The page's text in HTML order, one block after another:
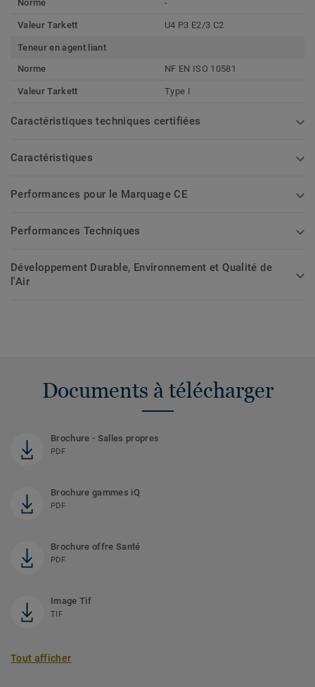
Norme -
Valeur Tarkett U4 P3 E2/3 C2
Teneur en agent liant
Norme
NF EN ISO 10581
Valeur Tarkett Type I
Caractéristiques techniques certifiées
Caractéristiques
Performances pour le Marquage CE
Performances Techniques
Développement Durable, Environnement et Qualité de
l'Air
Documents à télécharger
Brochure - Salles propres
PDF
Brochure gammes iQ
PDF
Brochure offre Santé
PDF
Image Tif
TIF
Tout afficher